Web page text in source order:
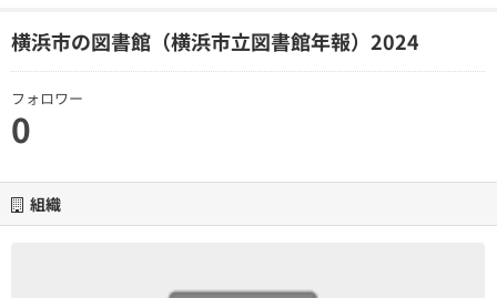
横浜市の図書館（横浜市立図書館年報）2024
フォロワー
0
組織